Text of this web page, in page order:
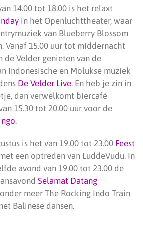
14.00 tot 18.00 is het relaxt
in het Openluchttheater, waar
van Blueberry Blossom
Vanaf 15.00 uur tot middernacht
de Velder genieten van de
Indonesische en Molukse muziek
De Velder Live. En heb je zin in
dan verwelkomt biercafé
15.30 tot 20.00 uur voor de
.
is het van 19.00 tot 23.00 Feest
een optreden van LuddeVudu. In
avond van 19.00 tot 23.00 de
Selamat Datang
meer The Rocking Indo Train
Balinese dansen.